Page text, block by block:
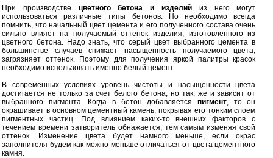
При производстве цветного бетона и изделийиз него могут
использоваться различные типы бетонов. Но необходимо всегда
помнить, что начальный цвет цемента и его полученного состава очень
сильно влияет на получаемый оттенок изделия, изготовленного из
цветного бетона. Надо знать, что серый цвет выбранного цемента в
большинстве случаев снижает насыщенность получаемого цвета,
загрязняет оттенок. Поэтому для получения яркой палитры красок
необходимо использовать именно белый цемент.
В современных условиях уровень чистоты и насыщенности цвета
достигается не только за счет белого бетона, но так, же и зависит от
выбранного пигмента. Когда в бетон добавляется пигмент, то он
окрашивает в основном цементный камень, покрывая его тонким слоем
пигментных частиц. Под влиянием каких-то внешних факторов с
течением времени затворитель обнажается, тем самым изменяя свой
оттенок. Изменение цвета будет намного меньше, если окрас
заполнителя будем как можно меньше отличаться от цвета цементного
камня.